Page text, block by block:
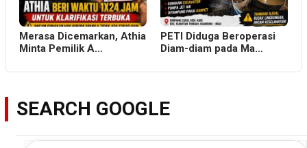
Merasa Dicemarkan, Athia
Minta Pemilik A…
PETI Diduga Beroperasi
Diam-diam pada Ma…
SEARCH GOOGLE